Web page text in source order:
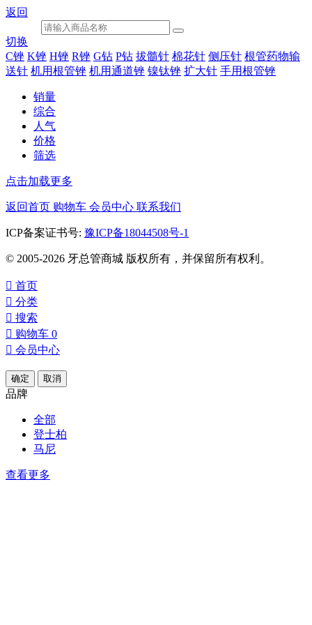
返回
切换
C锉 K锉 H锉 R锉 G钻 P钻 拔髓针 棉花针 侧压针 根管药物输
送针 机用根管锉 机用通道锉 镍钛锉 扩大针 手用根管锉
销量
综合
人气
价格
筛选
点击加载更多
返回首页 购物车 会员中心 联系我们
ICP备案证书号: 豫ICP备18044508号-1
© 2005-2026 牙总管商城 版权所有，并保留所有权利。
 首页
 分类
 搜索
 购物车 0
 会员中心
确定 取消
品牌
全部
登士柏
马尼
查看更多